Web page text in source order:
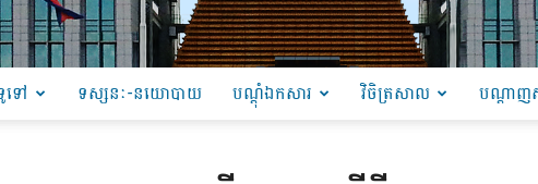
ទៅ ទស្សនៈ-នយោបាយ បណ្ដុំឯកសារ វិចិត្រសាល បណ្តាញ